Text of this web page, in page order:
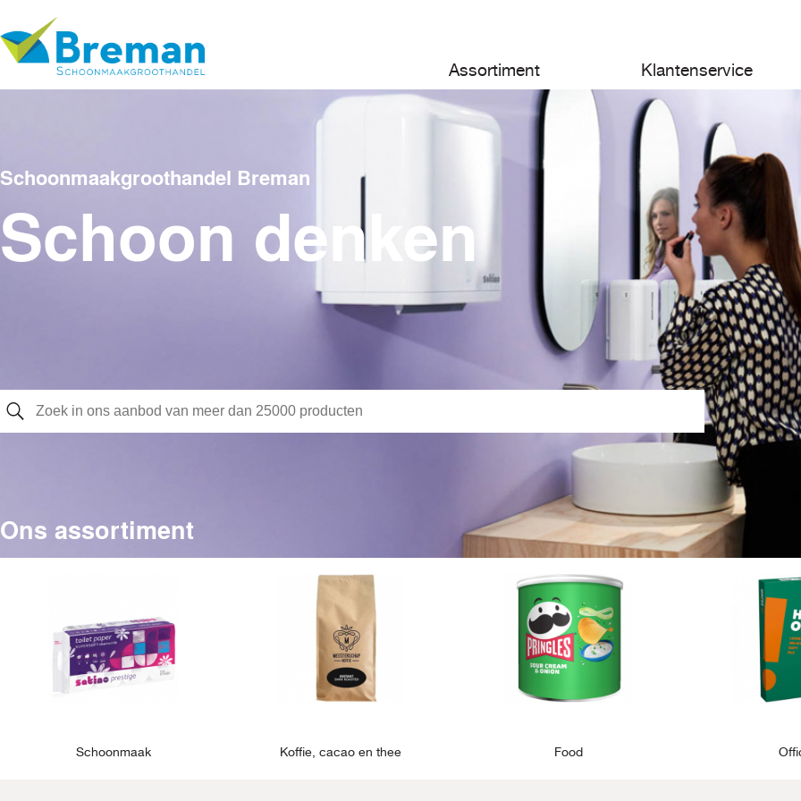
Assortiment Klantenservice
Schoonmaakgroothandel Breman
Schoon denken
Ons assortiment
Schoonmaak Koffie, cacao en thee Food